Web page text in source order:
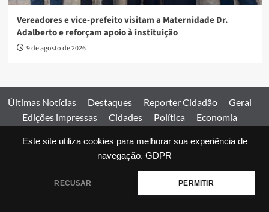
Este site utiliza cookies para melhorar sua experiência de
navegação. GDPR
RECUSAR PERMITIR
Vereadores e vice-prefeito visitam a Maternidade Dr.
Adalberto e reforçam apoio à instituição
9 de agosto de 2026
Últimas Notícias Destaques Reporter Cidadão
Geral
Edições impressas
Cidades Política
Economia
Comercial
Edições impressas Expediente Home
© 2026 Jornal Estado de Goiás. Todos os direitos reservados.
by AF themes.